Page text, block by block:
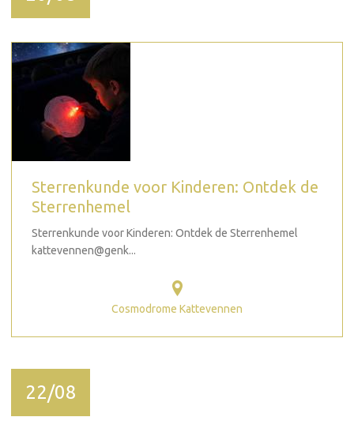
Sterrenkunde voor Kinderen: Ontdek de
Sterrenhemel
Sterrenkunde voor Kinderen: Ontdek de Sterrenhemel
kattevennen@genk...
Cosmodrome Kattevennen
22/08